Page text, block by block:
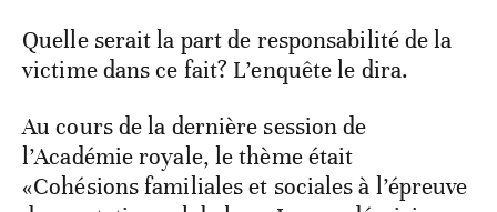
Quelle serait la part de responsabilité de la
victime dans ce fait? L’enquête le dira.
Au cours de la dernière session de
l’Académie royale, le thème était
«Cohésions familiales et sociales à l’épreuve